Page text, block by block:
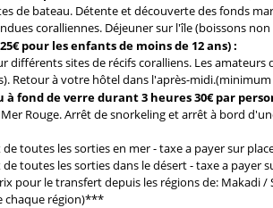
de bateau. Détente et découverte des fonds
coralliennes. Déjeuner sur l'île (boissons
pour les enfants de moins de 12 ans) :
différents sites de récifs coralliens. Les
Retour à votre hôtel dans l'après-
fond de verre durant 3 heures 30€ par
Rouge. Arrêt de snorkeling et arrêt à bord
toutes les sorties en mer - taxe a payer sur
toutes les sorties dans le désert - taxe a payer
pour le transfert depuis les régions de: Makadi /
chaque région)***